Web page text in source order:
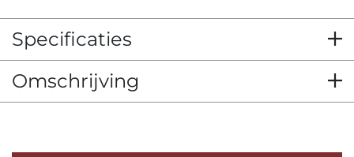
Specificaties
Omschrijving